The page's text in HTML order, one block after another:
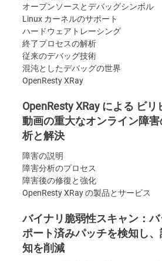
オープンソースとデバッグシンボル
Linux カーネルのサポート
ハードウェアトレーシング
終了プロセスの解析
従来のデバッグ技術
混沌としたデバッグの世界
OpenResty XRay
OpenResty XRay による ビリ
動画の重大なオンライン障
析と解決
障害の説明
障害分析のプロセス
障害後の修復と強化
OpenResty XRay の製品とサービス
バイナリ脆弱性スキャン：バ
ポート済みパッチを検知し
知を削減